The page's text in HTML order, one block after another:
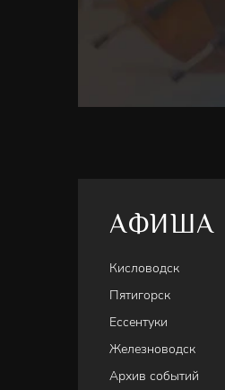
АФИША
Кисловодск
Пятигорск
Ессентуки
Железноводск
Архив событий